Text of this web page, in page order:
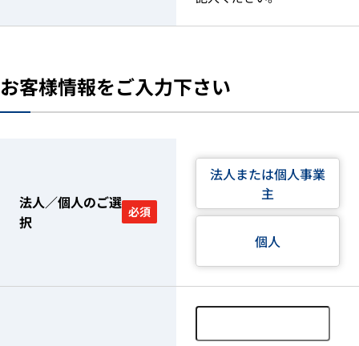
お客様情報をご入力下さい
法人／個人のご選
択
必須
法人または個人事業
主
個人